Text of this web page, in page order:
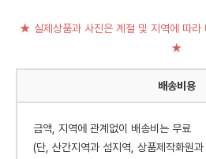
★ 실제상품과 사진은 계절 및 지역에 따라
★
배송비용
금액, 지역에 관계없이 배송비는 무료
(단, 산간지역과 섬지역, 상품제작화원